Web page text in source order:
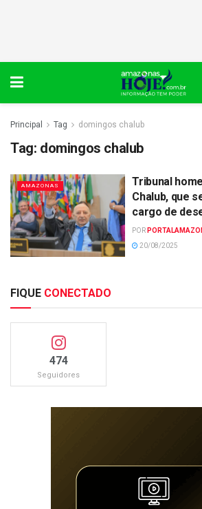
Principal Tag domingos chalub
Tag: domingos chalub
AMAZONAS
Tribunal
Chalub, que
cargo de
POR
20/08/2025
FIQUE CONECTADO
474
Seguidores